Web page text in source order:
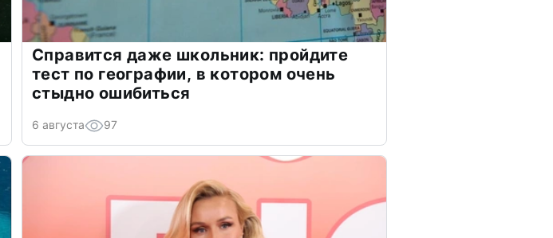
Справится даже школьник: пройдите
тест по географии, в котором очень
стыдно ошибиться
6 августа 97